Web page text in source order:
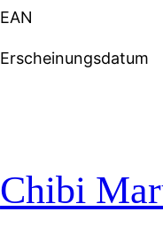
EAN
Erscheinungsdatum
Chibi